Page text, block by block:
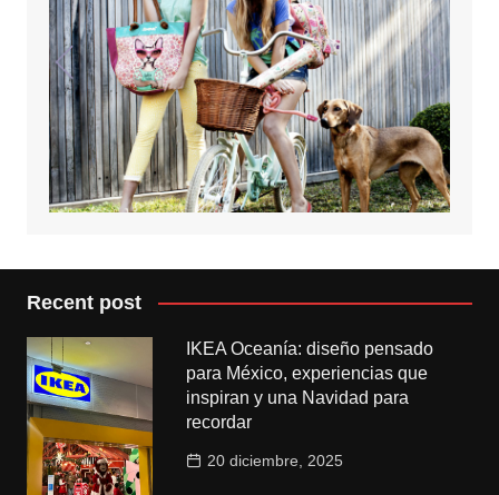
Recent post
IKEA Oceanía: diseño pensado
para México, experiencias que
inspiran y una Navidad para
recordar
20 diciembre, 2025